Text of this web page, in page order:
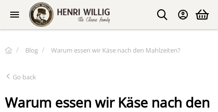
Blog Warum essen wir Käse nach den Mahlzeiten?
Go back
Warum essen wir Käse nach den